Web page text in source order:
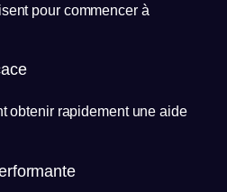
pour commencer à
obtenir rapidement une aide